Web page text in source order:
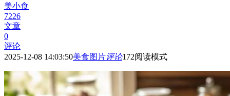
美小食
7226
文章
0
评论
2025-12-08 14:03:50美食图片评论172阅读模式